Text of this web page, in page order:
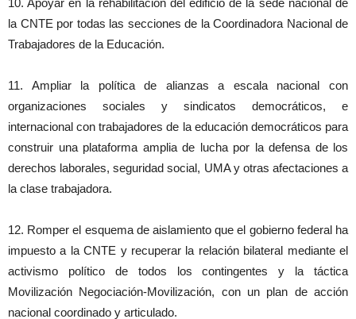
10. Apoyar en la rehabilitación del edificio de la sede nacional de
la CNTE por todas las secciones de la Coordinadora Nacional de
Trabajadores de la Educación.
11. Ampliar la política de alianzas a escala nacional con
organizaciones sociales y sindicatos democráticos, e
internacional con trabajadores de la educación democráticos para
construir una plataforma amplia de lucha por la defensa de los
derechos laborales, seguridad social, UMA y otras afectaciones a
la clase trabajadora.
12. Romper el esquema de aislamiento que el gobierno federal ha
impuesto a la CNTE y recuperar la relación bilateral mediante el
activismo político de todos los contingentes y la táctica
Movilización Negociación-Movilización, con un plan de acción
nacional coordinado y articulado.